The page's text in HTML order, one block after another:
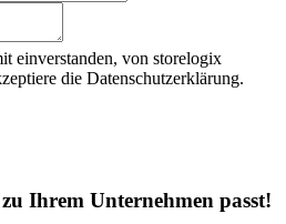
einverstanden, von storelogix
die Datenschutzerklärung.
Ihrem Unternehmen passt!